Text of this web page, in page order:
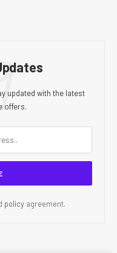
updated with the latest
offers.
policyagreement.